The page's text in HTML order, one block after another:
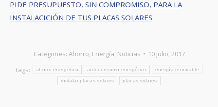
PIDE PRESUPUESTO, SIN COMPROMISO, PARA LA
INSTALACICIÓN DE TUS PLACAS SOLARES
Categories: Ahorro, Energía, Noticias
10 julio, 2017
Tags:
ahorro energético autoconsumo energético energía renovable
instalar placas solares placas solares